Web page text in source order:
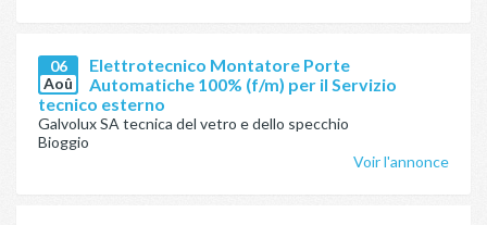
06
Aoû
Elettrotecnico Montatore Porte
Automatiche 100% (f/m) per il Servizio
tecnico esterno
Galvolux SA tecnica del vetro e dello specchio
Bioggio
Voir l'annonce